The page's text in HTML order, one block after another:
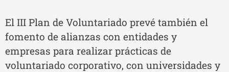
El III Plan de Voluntariado prevé también el
fomento de alianzas con entidades y
empresas para realizar prácticas de
voluntariado corporativo, con universidades y